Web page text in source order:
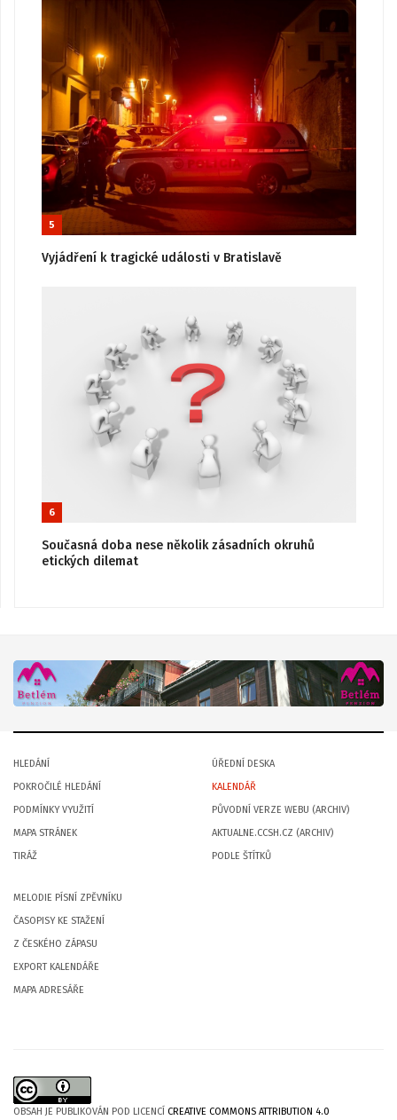
5
Vyjádření k tragické události v Bratislavě
6
Současná doba nese několik zásadních okruhů
etických dilemat
HLEDÁNÍ
POKROČILÉ HLEDÁNÍ
PODMÍNKY VYUŽITÍ
MAPA STRÁNEK
TIRÁŽ
ÚŘEDNÍ DESKA
KALENDÁŘ
PŮVODNÍ VERZE WEBU (ARCHIV)
AKTUALNE.CCSH.CZ (ARCHIV)
PODLE ŠTÍTKŮ
MELODIE PÍSNÍ ZPĚVNÍKU
ČASOPISY KE STAŽENÍ
Z ČESKÉHO ZÁPASU
EXPORT KALENDÁŘE
MAPA ADRESÁŘE
OBSAH JE PUBLIKOVÁN POD LICENCÍ CREATIVE COMMONS ATTRIBUTION 4.0